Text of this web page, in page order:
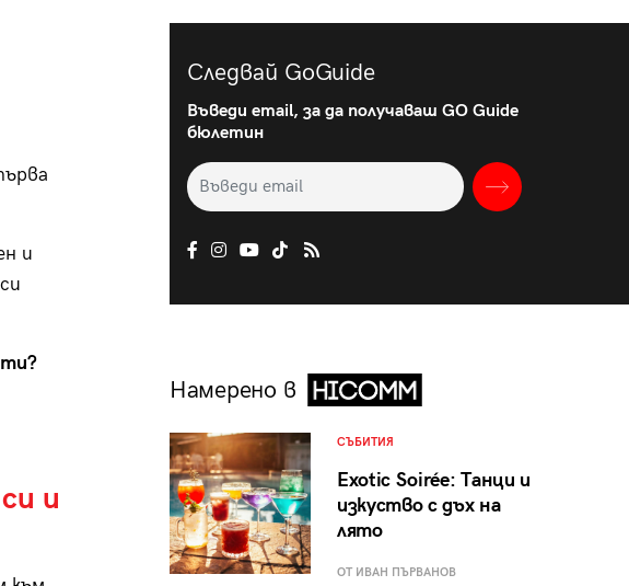
и
и
Следвай GoGuide
Въведи email, за да получаваш GO Guide
бюлетин
Намерено в
СЪБИТИЯ
Exotic Soirée: Танци и
изкуство с дъх на
лято
ОТ ИВАН ПЪРВАНОВ